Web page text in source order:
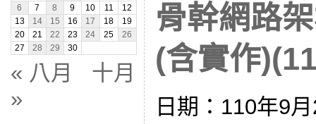
6
7 8 9 10 11
12
13
14 15 16 17 18
19
20
21 22 23 24 25
26
27
28 29 30
« 八月
十月
»
骨幹網路
(含實作
日期：110年9